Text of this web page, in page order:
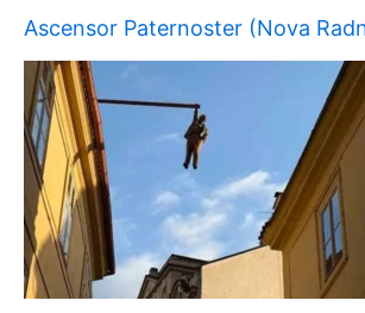
Ascensor Paternoster (Nova